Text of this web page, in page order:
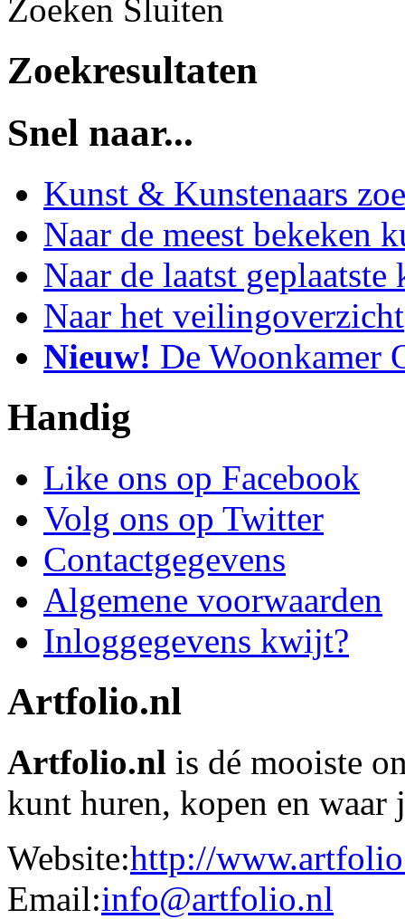
Zoeken Sluiten
Zoekresultaten
Snel naar...
Kunst & Kunstenaars
Naar de meest bekeken
Naar de laatst geplaatste
Naar het veilingoverzicht
Nieuw! De Woonkamer
Handig
Like ons op Facebook
Volg ons op Twitter
Contactgegevens
Algemene voorwaarden
Inloggegevens kwijt?
Artfolio.nl
Artfolio.nl is dé mooiste
kunt huren, kopen en waar
Website:http://
Email:info@artfolio.nl